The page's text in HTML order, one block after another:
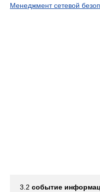
Менеджмент сетевой
3.2 событие